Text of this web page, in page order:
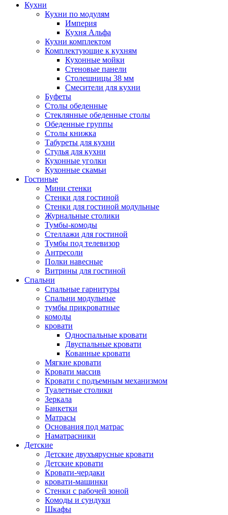
Кухни
Кухни по модулям
Империя
Кухня Альфа
Кухни комплектом
Комплектующие к кухням
Кухонные мойки
Стеновые панели
Столешницы 38 мм
Смесители для кухни
Буфеты
Столы обеденные
Стеклянные обеденные столы
Обеденные группы
Столы книжка
Табуреты для кухни
Стулья для кухни
Кухонные уголки
Кухонные скамьи
Гостиные
Мини стенки
Стенки для гостиной
Стенки для гостиной модульные
Журнальные столики
Тумбы-комоды
Стеллажи для гостиной
Тумбы под телевизор
Антресоли
Полки навесные
Витрины для гостиной
Спальни
Спальные гарнитуры
Спальни модульные
тумбы прикроватные
комоды
кровати
Односпальные кровати
Двуспальные кровати
Кованные кровати
Мягкие кровати
Кровати массив
Кровати с подъемным механизмом
Туалетные столики
Зеркала
Банкетки
Матрасы
Основания под матрас
Наматрасники
Детские
Детские двухъярусные кровати
Детские кровати
Кровати-чердаки
кровати-машинки
Стенки с рабочей зоной
Комоды и сундуки
Шкафы